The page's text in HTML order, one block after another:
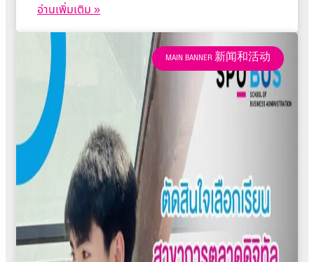
อ่านเพิ่มเติม »
MAIN BANNER 新闻和活动